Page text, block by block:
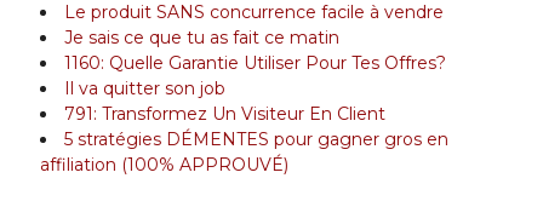
Le produit SANS concurrence facile à vendre
Je sais ce que tu as fait ce matin
1160: Quelle Garantie Utiliser Pour Tes Offres?
Il va quitter son job
791: Transformez Un Visiteur En Client
5 stratégies DÉMENTES pour gagner gros en
affiliation (100% APPROUVÉ)